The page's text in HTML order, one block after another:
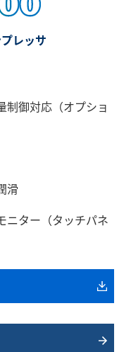
レッサ
制御対応（オプショ
滑
ニター（タッチパネ